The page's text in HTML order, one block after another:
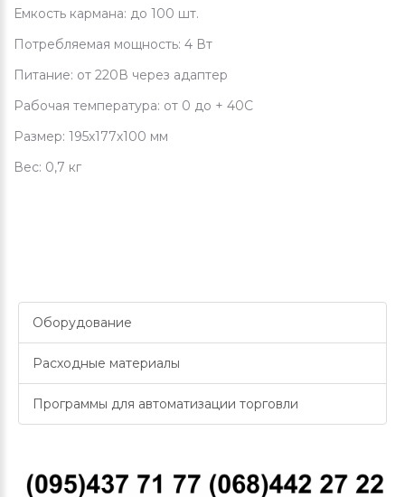
Емкость кармана: до 100 шт.
Потребляемая мощность: 4 Вт
Питание: от 220В через адаптер
Рабочая температура: от 0 до + 40С
Размер: 195х177х100 мм
Вес: 0,7 кг
Оборудование
Расходные материалы
Программы для автоматизации торговли